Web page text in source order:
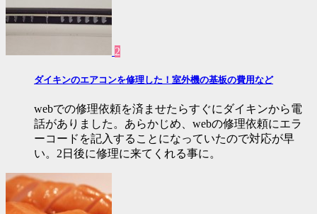
2
ダイキンのエアコンを修理した！室外機の基板の費用など
webでの修理依頼を済ませたらすぐにダイキンから電
話がありました。あらかじめ、webの修理依頼にエラ
ーコードを記入することになっていたので対応が早
い。2日後に修理に来てくれる事に。